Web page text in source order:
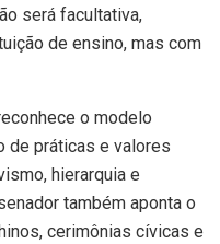
será facultativa,
de ensino, mas com
o modelo
de práticas e valores
hierarquia e
também aponta o
cerimônias cívicas e